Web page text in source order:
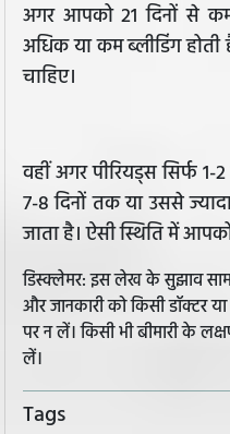
अगर आपको 21 दिनों से
अधिक या कम ब्लीडिंग
चाहिए।
वहीं अगर पीरियड्स सिर्फ
7-8 दिनों तक या उससे
जाता है। ऐसी स्थिति में
डिस्क्लेमर: इस लेख के सुझाव
और जानकारी को किसी डॉक्टर
पर न लें। किसी भी बीमारी के
लें।
Tags